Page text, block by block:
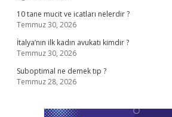
10 tane mucit ve icatları nelerdir ?
Temmuz 30, 2026
İtalya’nın ilk kadın avukatı kimdir ?
Temmuz 30, 2026
Suboptimal ne demek tıp ?
Temmuz 28, 2026